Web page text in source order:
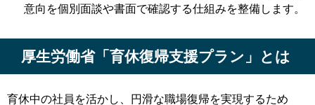
意向を個別面談や書面で確認する仕組みを整備します。
厚生労働省「育休復帰支援プラン」とは
育休中の社員を活かし、円滑な職場復帰を実現するため